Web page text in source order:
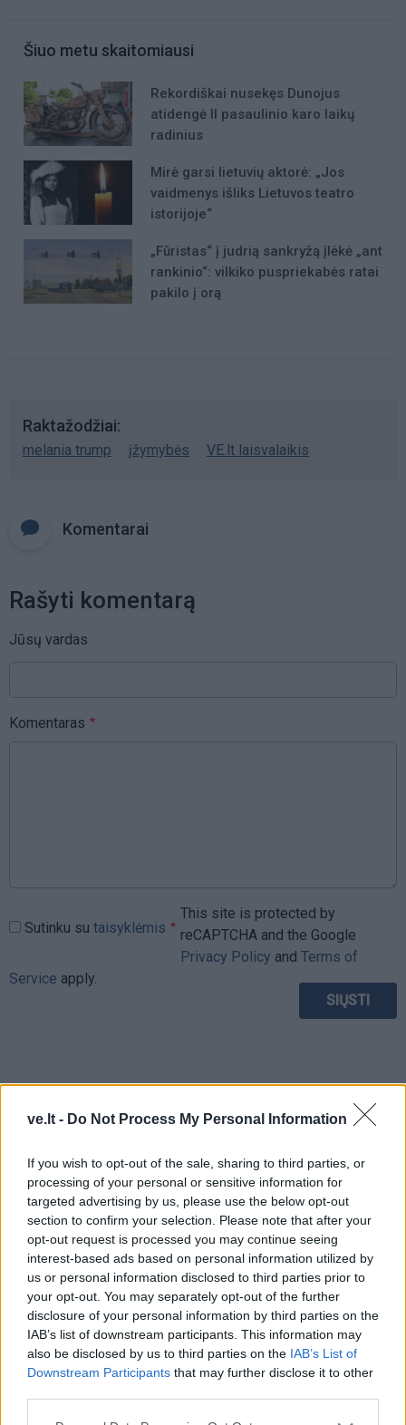
ve.lt - Do Not Process My Personal Information
If you wish to opt-out of the sale, sharing to third parties, or
processing of your personal or sensitive information for
targeted advertising by us, please use the below opt-out
section to confirm your selection. Please note that after your
opt-out request is processed you may continue seeing
interest-based ads based on personal information utilized by
us or personal information disclosed to third parties prior to
your opt-out. You may separately opt-out of the further
disclosure of your personal information by third parties on the
IAB’s list of downstream participants. This information may
also be disclosed by us to third parties on the IAB’s List of
Downstream Participants that may further disclose it to other
Šiuo metu skaitomiausi
Rekordiškai nusekęs Dunojus
atidengė II pasaulinio karo laikų
radinius
Mirė garsi lietuvių aktorė: „Jos
vaidmenys išliks Lietuvos teatro
istorijoje“
„Fūristas“ į judrią sankryžą įlėkė „ant
rankinio“: vilkiko puspriekabės ratai
pakilo į orą
Raktažodžiai
melania trump įžymybės VE.lt laisvalaikis
Komentarai
Rašyti komentarą
Jūsų vardas
Komentaras
Sutinku su taisyklėmis
This site is protected by
reCAPTCHA and the Google
Privacy Policy and Terms of
Service apply.
TAIP PAT SKAITYKITE